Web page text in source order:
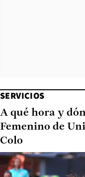
SERVICIOS
A qué hora y
Femenino de
Colo